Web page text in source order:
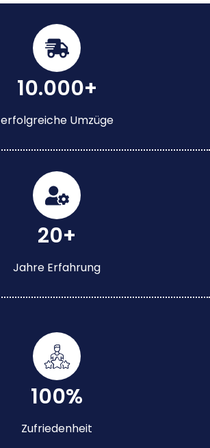
10.000+
erfolgreiche Umzüge
20+
Jahre Erfahrung
100%
Zufriedenheit